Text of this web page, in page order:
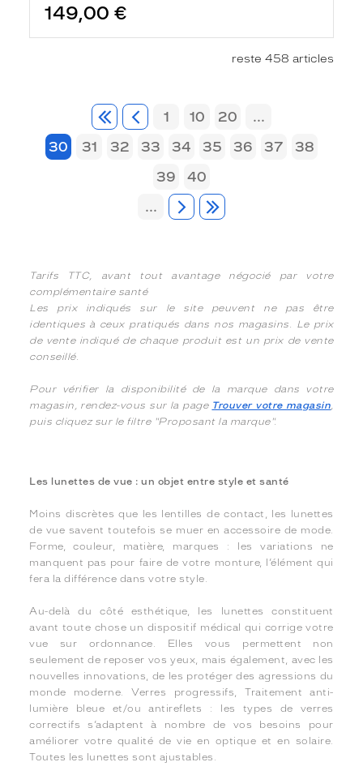
149,00 €
reste 458 articles
1 10 20
...
30
31 32 33 34 35 36 37
38
39
40
...
Tarifs TTC, avant tout avantage négocié par votre
complémentaire santé
Les prix indiqués sur le site peuvent ne pas être
identiques à ceux pratiqués dans nos magasins. Le prix
de vente indiqué de chaque produit est un prix de vente
conseillé.
Pour vérifier la disponibilité de la marque dans votre
magasin, rendez-vous sur la page Trouver votre magasin,
puis cliquez sur le filtre "Proposant la marque".
Les lunettes de vue : un objet entre style et santé
Moins discrètes que les lentilles de contact, les lunettes
de vue savent toutefois se muer en accessoire de mode.
Forme, couleur, matière, marques : les variations ne
manquent pas pour faire de votre monture, l’élément qui
fera la différence dans votre style.
Au-delà du côté esthétique, les lunettes constituent
avant toute chose un dispositif médical qui corrige votre
vue sur ordonnance. Elles vous permettent non
seulement de reposer vos yeux, mais également, avec les
nouvelles innovations, de les protéger des agressions du
monde moderne. Verres progressifs, Traitement anti-
lumière bleue et/ou antireflets : les types de verres
correctifs s’adaptent à nombre de vos besoins pour
améliorer votre qualité de vie en optique et en solaire.
Toutes les lunettes sont ajustables.